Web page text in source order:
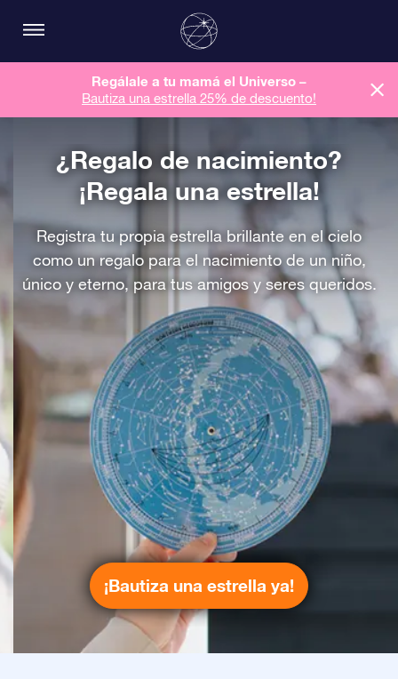
Regálale a tu mamá el Universo –
Bautiza una estrella 25% de descuento!
¿Regalo de nacimiento?
¡Regala una estrella!
Registra tu propia estrella brillante en el cielo
como un regalo para el nacimiento de un niño,
único y eterno, para tus amigos y seres queridos.
¡Bautiza una estrella ya!